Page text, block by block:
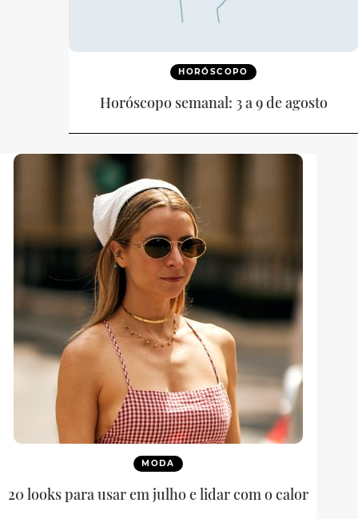
HORÓSCOPO
Horóscopo semanal: 3 a 9 de agosto
MODA
20 looks para usar em julho e lidar com o calor